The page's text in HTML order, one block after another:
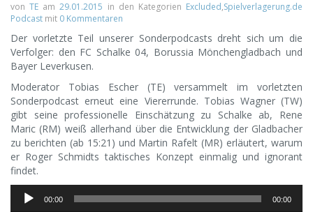
vonTE am29.01.2015 in den Kategorien Excluded,Spielverlagerung.de
Podcast mit 0 Kommentaren
Der vorletzte Teil unserer Sonderpodcasts dreht sich um die
Verfolger: den FC Schalke 04, Borussia Mönchengladbach und
Bayer Leverkusen.
Moderator Tobias Escher (TE) versammelt im vorletzten
Sonderpodcast erneut eine Viererrunde. Tobias Wagner (TW)
gibt seine professionelle Einschätzung zu Schalke ab, Rene
Maric (RM) weiß allerhand über die Entwicklung der Gladbacher
zu berichten (ab 15:21) und Martin Rafelt (MR) erläutert, warum
er Roger Schmidts taktisches Konzept einmalig und ignorant
findet.
Audio-
Player
00:00 00:00